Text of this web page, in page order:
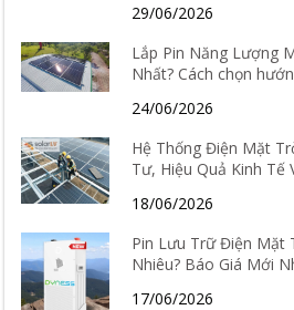
29/06/2026
Lắp Pin Năng Lượng
Nhất? Cách chọn
24/06/2026
Hệ Thống Điện Mặt
Tư, Hiệu Quả Kinh Tế
18/06/2026
Pin Lưu Trữ Điện Mặt
Nhiêu? Báo Giá Mới
17/06/2026